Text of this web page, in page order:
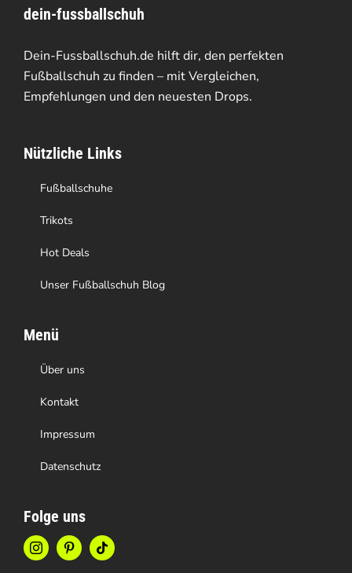
auf.
Die
Optionen
können
der
Produktseite
gewählt
werden
dein-fussballschuh
Dein-Fussballschuh.de hilft dir, den perfekten
Fußballschuh zu finden – mit Vergleichen,
Empfehlungen und den neuesten Drops.
Nützliche Links
Fußballschuhe
Trikots
Hot Deals
Unser Fußballschuh Blog
Menü
Über uns
Kontakt
Impressum
Datenschutz
Folge uns